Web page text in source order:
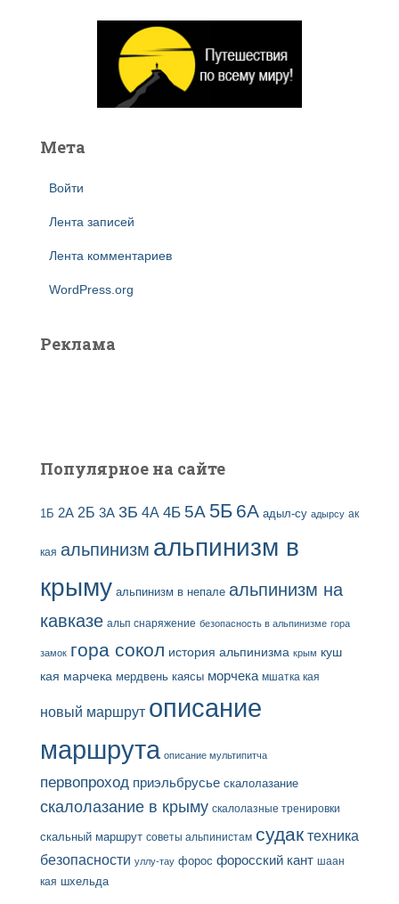
Мета
Войти
Лента записей
Лента комментариев
WordPress.org
Реклама
Популярное на сайте
1Б 2А 2Б 3А 3Б 4А 4Б 5А 5Б 6А адыл-су адырсу ак
кая альпинизм альпинизм в
крыму альпинизм в непале альпинизм на
кавказе альп снаряжение безопасность в альпинизме гора
замок гора сокол история альпинизма крым куш
кая марчека мердвень каясы морчека мшатка кая
новый маршрут описание
маршрута описание мультипитча
первопроход приэльбрусье скалолазание
скалолазание в крыму скалолазные тренировки
скальный маршрут советы альпинистам судак техника
безопасности уллу-тау форос форосский кант шаан
кая шхельда